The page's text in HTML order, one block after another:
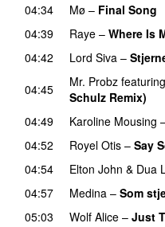
04:34 Mø – Final Song
04:39
Raye – Where Is
04:42 Lord Siva –
04:45
Mr. Probz featuring
Schulz Remix)
04:49
Karoline Mousing
04:52
Royel Otis – Say
04:54 Elton John & Dua
04:57
Medina – Som
05:03
Wolf Alice – Just